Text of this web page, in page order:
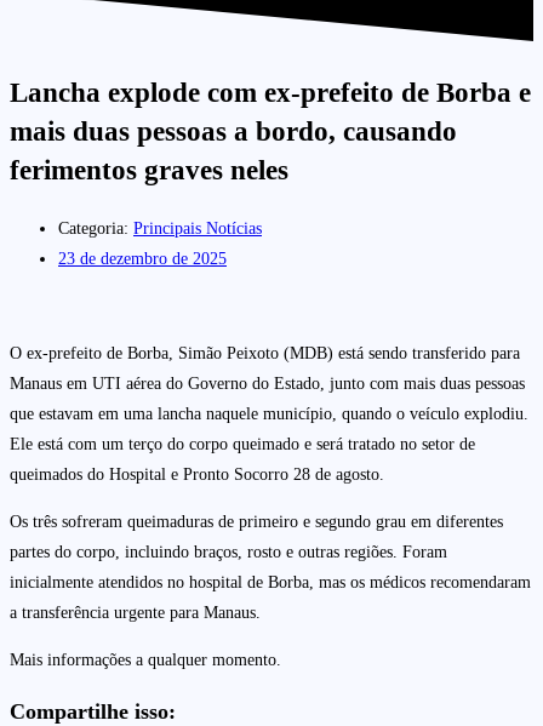
Lancha explode com ex-prefeito de Borba e
mais duas pessoas a bordo, causando
ferimentos graves neles
Categoria: Principais Notícias
23 de dezembro de 2025
O ex-prefeito de Borba, Simão Peixoto (MDB) está sendo transferido para
Manaus em UTI aérea do Governo do Estado, junto com mais duas pessoas
que estavam em uma lancha naquele município, quando o veículo explodiu.
Ele está com um terço do corpo queimado e será tratado no setor de
queimados do Hospital e Pronto Socorro 28 de agosto.
Os três sofreram queimaduras de primeiro e segundo grau em diferentes
partes do corpo, incluindo braços, rosto e outras regiões. Foram
inicialmente atendidos no hospital de Borba, mas os médicos recomendaram
a transferência urgente para Manaus.
Mais informações a qualquer momento.
Compartilhe isso: